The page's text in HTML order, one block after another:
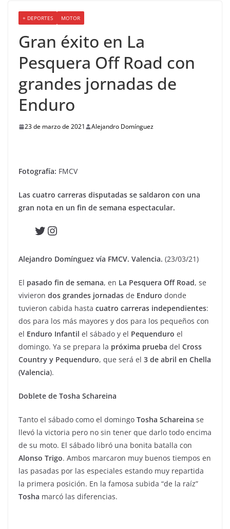
+ DEPORTES MOTOR
Gran éxito en La
Pesquera Off Road con
grandes jornadas de
Enduro
23 de marzo de 2021 Alejandro Domínguez
Fotografía: FMCV
Las cuatro carreras disputadas se saldaron con una
gran nota en un fin de semana espectacular.
Twitter
Instagram
Alejandro Domínguez vía FMCV. Valencia. (23/03/21)
El pasado fin de semana, en La Pesquera Off Road, se
vivieron dos grandes jornadas de Enduro donde
tuvieron cabida hasta cuatro carreras independientes:
dos para los más mayores y dos para los pequeños con
el Enduro Infantil el sábado y el Pequenduro el
domingo. Ya se prepara la próxima prueba del Cross
Country y Pequenduro, que será el 3 de abril en Chella
(Valencia).
Doblete de Tosha Schareina
Tanto el sábado como el domingo Tosha Schareina se
llevó la victoria pero no sin tener que darlo todo encima
de su moto. El sábado libró una bonita batalla con
Alonso Trigo. Ambos marcaron muy buenos tiempos en
las pasadas por las especiales estando muy repartida
la primera posición. En la famosa subida “de la raíz”
Tosha marcó las diferencias.